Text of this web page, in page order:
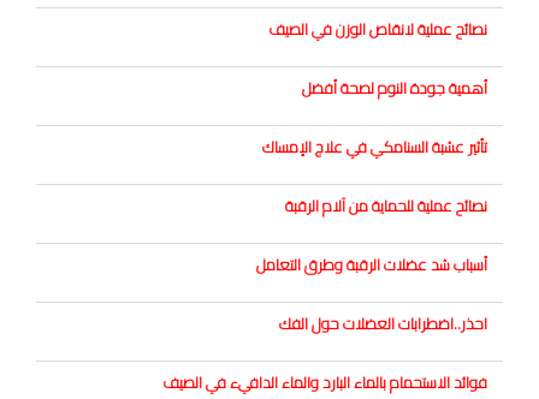
نصائح عملية لانقاص الوزن في الصيف
أهمية جودة النوم لصحة أفضل
تأثير عشبة السنامكي في علاج الإمساك
نصائح عملية للحماية من آلام الرقبة
أسباب شد عضلات الرقبة وطرق التعامل
احذر..اضطرابات العضلات حول الفك
فوائد الاستحمام بالماء البارد والماء الدافيء في الصيف